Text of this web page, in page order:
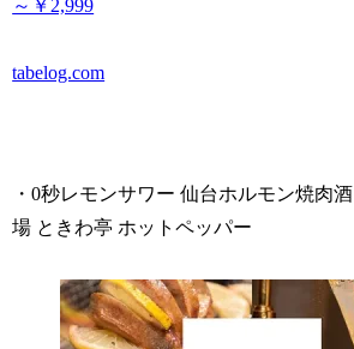
～￥2,999
tabelog.com
・0秒レモンサワー 仙台ホルモン焼肉酒
場 ときわ亭 ホットペッパー